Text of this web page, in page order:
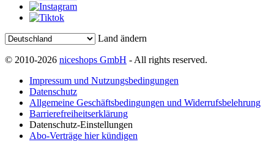
Land ändern
© 2010-2026 niceshops GmbH - All rights reserved.
Impressum und Nutzungsbedingungen
Datenschutz
Allgemeine Geschäftsbedingungen und Widerrufsbelehrung
Barrierefreiheitserklärung
Datenschutz-Einstellungen
Abo-Verträge hier kündigen